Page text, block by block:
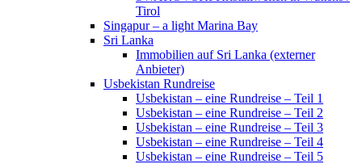
Tirol
Singapur – a light Marina Bay
Sri Lanka
Immobilien auf Sri Lanka (externer
Anbieter)
Usbekistan Rundreise
Usbekistan – eine Rundreise – Teil 1
Usbekistan – eine Rundreise – Teil 2
Usbekistan – eine Rundreise – Teil 3
Usbekistan – eine Rundreise – Teil 4
Usbekistan – eine Rundreise – Teil 5